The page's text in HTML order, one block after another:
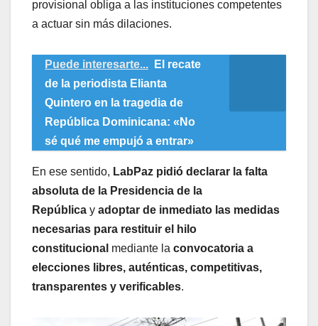
provisional obliga a las instituciones competentes
a actuar sin más dilaciones.
Puede interesarte...
El recate
de la periodista Elianta
Quintero en la tragedia de
República Dominicana: «No
sé qué me empujó a entrar»
En ese sentido, LabPaz pidió declarar la falta
absoluta de la Presidencia de la
República y adoptar de inmediato las medidas
necesarias para restituir el hilo
constitucional mediante la convocatoria a
elecciones libres, auténticas, competitivas,
transparentes y verificables.